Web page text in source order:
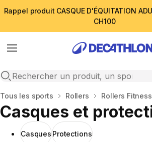
Rappel produit CASQUE D'ÉQUITATION
CH100
Menu
Open search
Accueil
Tous les sports Rollers Rollers Fitness
Casques et
Casques Protections